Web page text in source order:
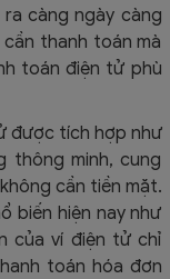
càng ngày càng
thanh toán mà
toán điện tử phù
được tích hợp như
thông minh, cung
cần tiền mặt.
biến hiện nay như
của ví điện tử chỉ
toán hóa đơn